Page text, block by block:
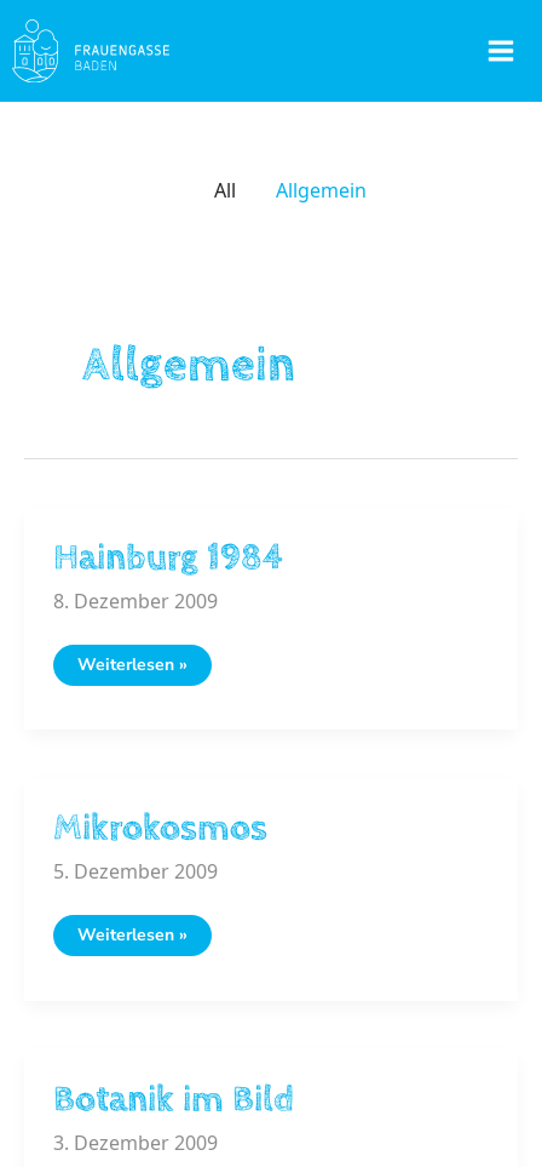
Skip
to
content
All Allgemein
Allgemein
Hainburg 1984
8. Dezember 2009
Hainburg
Weiterlesen »
Mikrokosmos
5. Dezember 2009
Mikrokosmos
Weiterlesen »
Botanik im Bild
3. Dezember 2009